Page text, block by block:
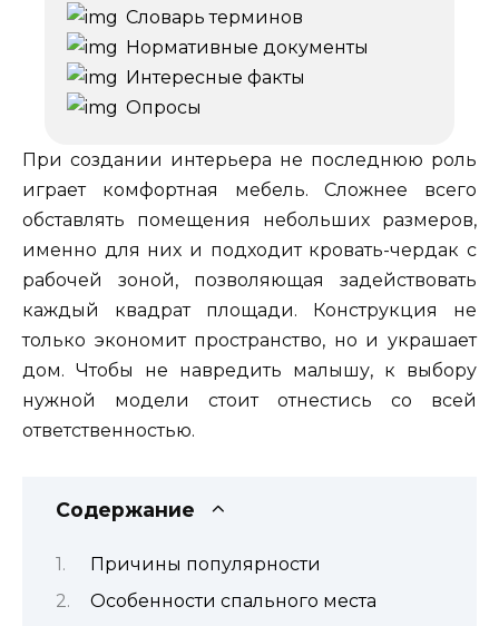
Словарь терминов
Нормативные документы
Интересные факты
Опросы
При создании интерьера не последнюю роль
играет комфортная мебель. Сложнее всего
обставлять помещения небольших размеров,
именно для них и подходит кровать-чердак с
рабочей зоной, позволяющая задействовать
каждый квадрат площади. Конструкция не
только экономит пространство, но и украшает
дом. Чтобы не навредить малышу, к выбору
нужной модели стоит отнестись со всей
ответственностью.
Содержание
Причины популярности
Особенности спального места